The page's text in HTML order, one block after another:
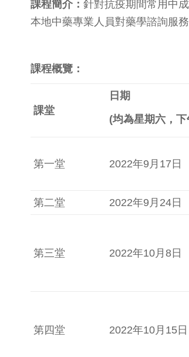
課程簡介： 針對抗疫期間常用中
本地中藥專業人員對藥學諮詢服
課程概覽：
課堂
日期
(均為星期六，下
第一堂 2022年9月17日
第二堂 2022年9月24日
第三堂 2022年10月8日
第四堂 2022年10月15日